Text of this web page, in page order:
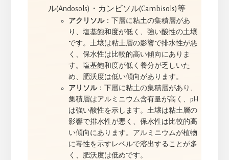
ル(Andosols)・カンビソル(Cambisols)等
アクリソル：下層に粘土の集積層があ
り、塩基飽和度が低く、強い酸性の土壌
です。土壌は粘土層の影響で排水性が悪
く、保水性は比較的高い傾向にありま
す。塩基飽和度が低く養分が乏しいた
め、肥沃度は低い傾向があります。
アリソル：下層に粘土の集積層があり、
集積層はアルミニウム含有量が高く、pH
は強い酸性を示します。土壌は粘土層の
影響で排水性が悪く、保水性は比較的高
い傾向にあります。アルミニウムが植物
に毒性を示すレベルで溶出することが多
く、肥沃度は低めです。